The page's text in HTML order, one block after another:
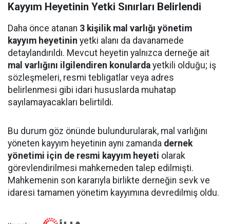
Kayyım Heyetinin Yetki Sınırları Belirlendi
Daha önce atanan 3 kişilik mal varlığı yönetim
kayyım heyetinin yetki alanı da davanamede
detaylandırıldı. Mevcut heyetin yalnızca derneğe ait
mal varlığını ilgilendiren konularda yetkili olduğu; iş
sözleşmeleri, resmi tebligatlar veya adres
belirlenmesi gibi idari hususlarda muhatap
sayılamayacakları belirtildi.
Bu durum göz önünde bulundurularak, mal varlığını
yöneten kayyım heyetinin aynı zamanda dernek
yönetimi için de resmi kayyım heyeti olarak
görevlendirilmesi mahkemeden talep edilmişti.
Mahkemenin son kararıyla birlikte derneğin sevk ve
idaresi tamamen yönetim kayyımına devredilmiş oldu.